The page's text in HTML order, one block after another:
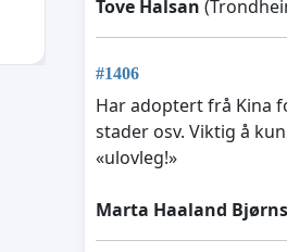
Tove Halsan
#1406
Har adoptert frå Kina
stader osv. Viktig å
«ulovleg!»
Marta Haaland